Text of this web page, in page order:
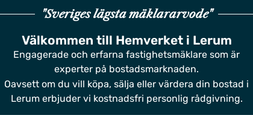
"Sveriges lägsta mäklararvode"
Välkommen till Hemverket i Lerum
Engagerade och erfarna fastighetsmäklare som är
experter på bostadsmarknaden.
Oavsett om du vill köpa, sälja eller värdera din bostad i
Lerum erbjuder vi kostnadsfri personlig rådgivning.